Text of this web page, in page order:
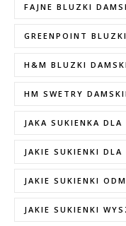
FAJNE BLUZKI
GREENPOINT BLUZKI
H&M BLUZKI
HM SWETRY
JAKA SUKIENKA
JAKIE SUKIENKI
JAKIE SUKIENKI
JAKIE SUKIENKI